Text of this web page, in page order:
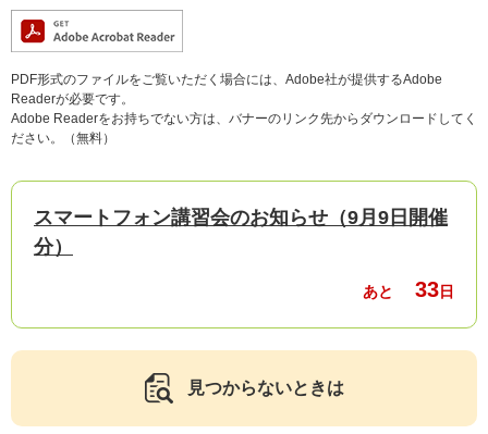
PDF形式のファイルをご覧いただく場合には、Adobe社が提供するAdobe
Readerが必要です。
Adobe Readerをお持ちでない方は、バナーのリンク先からダウンロードしてく
ださい。（無料）
スマートフォン講習会のお知らせ（9月9日開催
分）
あと 33日
見つからないときは